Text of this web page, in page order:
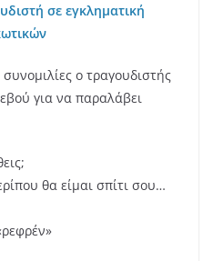
σε εγκληματική
ο τραγουδιστής
για να παραλάβει
θα είμαι σπίτι σου…